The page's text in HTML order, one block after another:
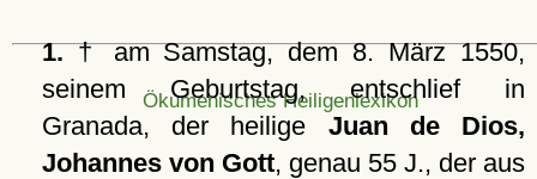
1.† am Samstag, dem 8. März 1550,
seinem Geburtstag, entschlief in
Granada, der heilige Juan de Dios,
Johannes von Gott, genau 55 J., der aus
Ökumenisches Heiligenlexikon